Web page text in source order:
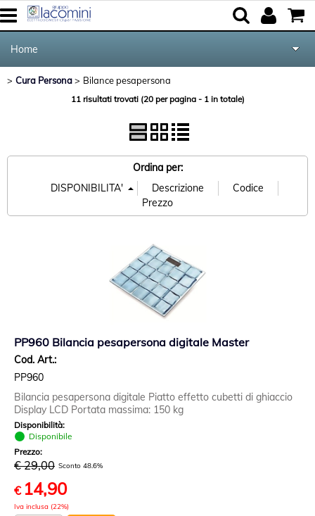
Categoria: Home>Cura Persona> Bilance pesapersona
Home
Elettrodomestici
Audio Video Tv
Forniture per Hotel e Ristoranti
Cura Persona Bilance pesapersona
11 risultati trovati (20 per pagina - 1 in totale)
Ordina per:
PP960 Bilancia pesapersona digitale Master
Cod. Art.:
PP960
Bilancia pesapersona digitale Piatto effetto cubetti di ghiaccio
Display LCD Portata massima: 150 kg
Disponibilità:
Disponibile
Prezzo:
€ 29,00 Sconto 48.6%
€ 14,90
Iva inclusa (22%)